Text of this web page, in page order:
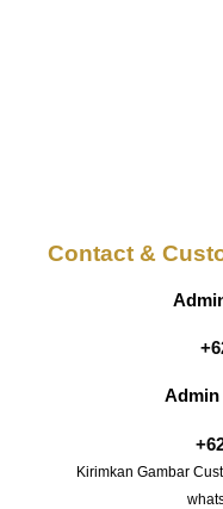
Contact &
Admin
Kirimkan Gambar